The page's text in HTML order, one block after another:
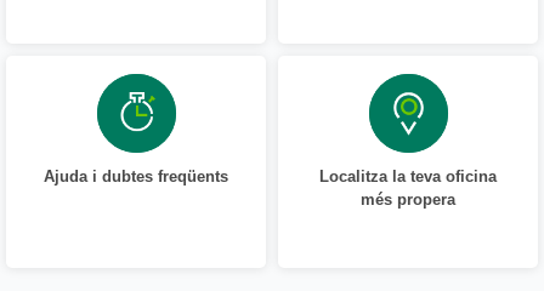
Ajuda i dubtes freqüents
Localitza la teva oficina
més propera